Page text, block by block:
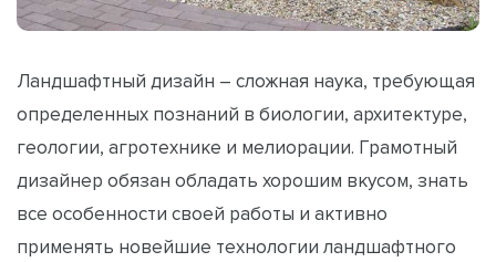
Ландшафтный дизайн – сложная наука, требующая
определенных познаний в биологии, архитектуре,
геологии, агротехнике и мелиорации. Грамотный
дизайнер обязан обладать хорошим вкусом, знать
все особенности своей работы и активно
применять новейшие технологии ландшафтного